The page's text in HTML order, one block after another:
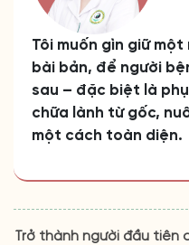
Tôi muốn gìn giữ
bài bản, để người
sau – đặc biệt là
chữa lành từ gốc,
một cách toàn diện.
Trở thành người đầu tiên